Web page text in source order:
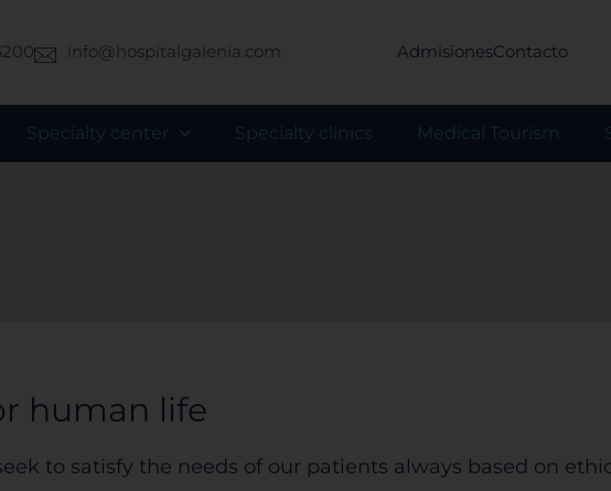
info@hospitalgalenia.com AdmisionesContacto
Specialty center Specialty clinics Medical Tourism
human life
to satisfy the needs of our patients always based on